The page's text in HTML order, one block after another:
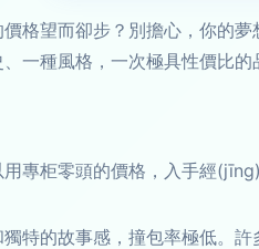
格望而卻步？別擔心，你的
一種風格，一次極具性價比的
用專柜零頭的價格，入手經
獨特的故事感，撞包率極低。